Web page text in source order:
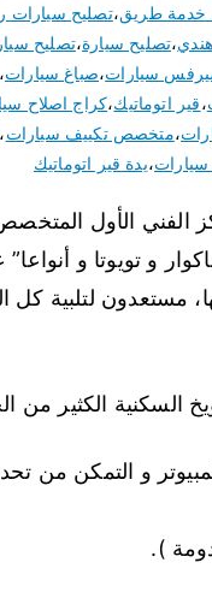
خدمة طريق،تصليح سيارات
،تصليح سيارة،تصليح
سيارات،صباغ سيارات،
،قير اتوماتيك،كراج اصلاح
،متخصص تكييف سيارات،
،يدة قير اتوماتيك
الفني الأول
و تويوتا و
مستعدون لتلبية كل
الكثير من
و التمكن من
).